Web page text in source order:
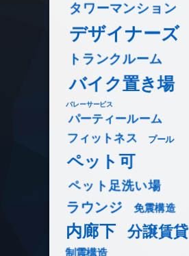
タワーマンション
デザイナーズ
トランクルーム
バイク置き場
バレーサービス
パーティールーム
フィットネス プール
ペット可
ペット足洗い場
ラウンジ 免震構造
内廊下 分譲賃貸
制震構造